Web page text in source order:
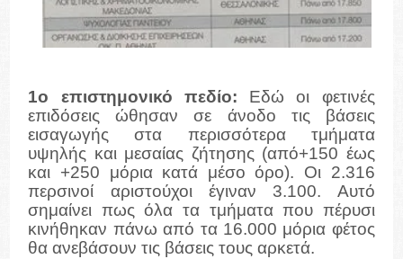
1ο επιστημονικό πεδίο: Εδώ οι φετινές
επιδόσεις ώθησαν σε άνοδο τις βάσεις
εισαγωγής στα περισσότερα τμήματα
υψηλής και μεσαίας ζήτησης (από+150 έως
και +250 μόρια κατά μέσο όρο). Οι 2.316
περσινοί αριστούχοι έγιναν 3.100. Αυτό
σημαίνει πως όλα τα τμήματα που πέρυσι
κινήθηκαν πάνω από τα 16.000 μόρια φέτος
θα ανεβάσουν τις βάσεις τους αρκετά.